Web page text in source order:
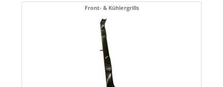
Front- & Kühlergrills